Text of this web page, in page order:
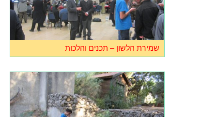
שמירת הלשון – תכנים והלכות